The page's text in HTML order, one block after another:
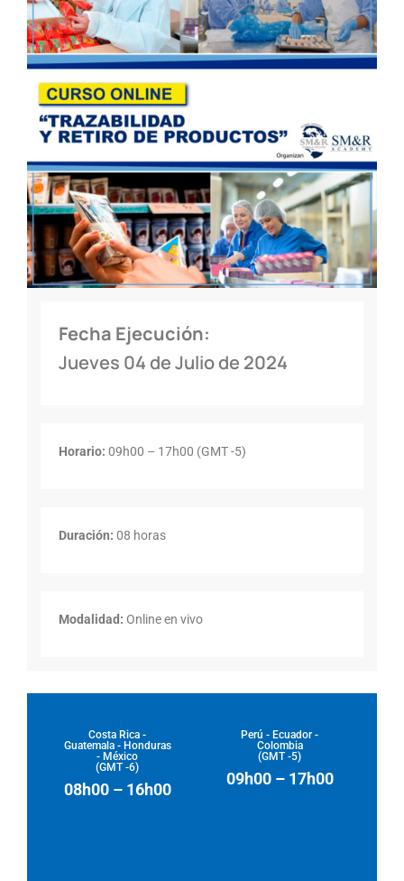
Fecha Ejecución:
Jueves 04 de Julio de 2024
Horario: 09h00 – 17h00 (GMT -5)
Duración: 08 horas
Modalidad: Online en vivo
Costa Rica -
Guatemala - Honduras
- México
(GMT -6)
08h00 – 16h00
Perú - Ecuador -
Colombia
(GMT -5)
09h00 – 17h00